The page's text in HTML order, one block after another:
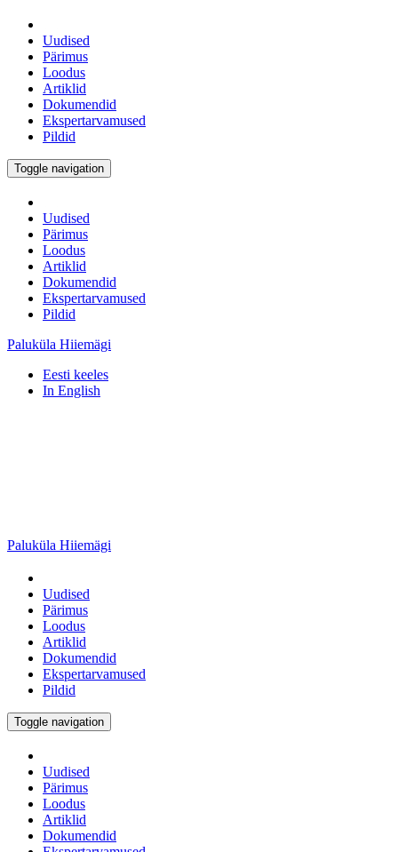
Uudised
Pärimus
Loodus
Artiklid
Dokumendid
Ekspertarvamused
Pildid
Toggle navigation
Uudised
Pärimus
Loodus
Artiklid
Dokumendid
Ekspertarvamused
Pildid
Paluküla Hiiemägi
Eesti keeles
In English
Paluküla Hiiemägi
Uudised
Pärimus
Loodus
Artiklid
Dokumendid
Ekspertarvamused
Pildid
Toggle navigation
Uudised
Pärimus
Loodus
Artiklid
Dokumendid